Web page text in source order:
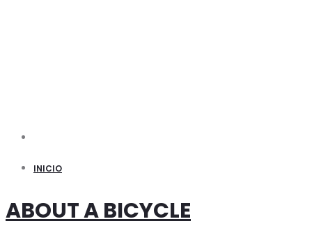
INICIO
ABOUT A BICYCLE